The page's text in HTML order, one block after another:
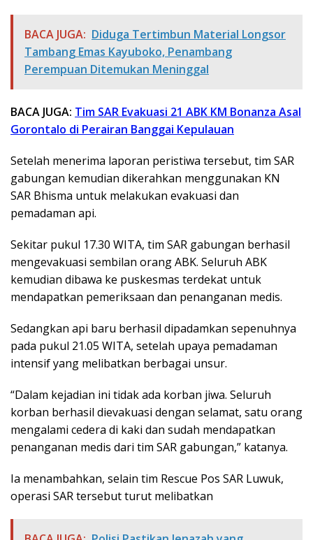
BACA JUGA: Diduga Tertimbun Material Longsor
Tambang Emas Kayuboko, Penambang
Perempuan Ditemukan Meninggal
BACA JUGA: Tim SAR Evakuasi 21 ABK KM Bonanza Asal
Gorontalo di Perairan Banggai Kepulauan
Setelah menerima laporan peristiwa tersebut, tim SAR
gabungan kemudian dikerahkan menggunakan KN
SAR Bhisma untuk melakukan evakuasi dan
pemadaman api.
Sekitar pukul 17.30 WITA, tim SAR gabungan berhasil
mengevakuasi sembilan orang ABK. Seluruh ABK
kemudian dibawa ke puskesmas terdekat untuk
mendapatkan pemeriksaan dan penanganan medis.
Sedangkan api baru berhasil dipadamkan sepenuhnya
pada pukul 21.05 WITA, setelah upaya pemadaman
intensif yang melibatkan berbagai unsur.
“Dalam kejadian ini tidak ada korban jiwa. Seluruh
korban berhasil dievakuasi dengan selamat, satu orang
mengalami cedera di kaki dan sudah mendapatkan
penanganan medis dari tim SAR gabungan,” katanya.
Ia menambahkan, selain tim Rescue Pos SAR Luwuk,
operasi SAR tersebut turut melibatkan